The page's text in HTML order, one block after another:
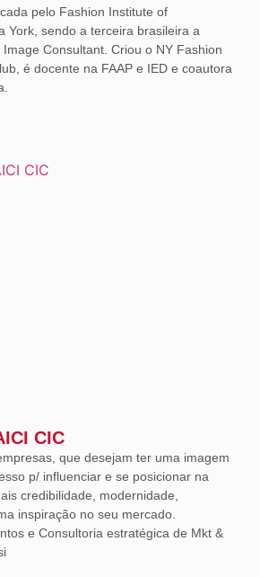
pelo Fashion Institute of
York, sendo a terceira brasileira a
Consultant. Criou o NY Fashion
é docente na FAAP e IED e coautora
CIC
que desejam ter uma imagem
p/ influenciar e se posicionar na
credibilidade, modernidade,
inspiração no seu mercado.
e Consultoria estratégica de Mkt &